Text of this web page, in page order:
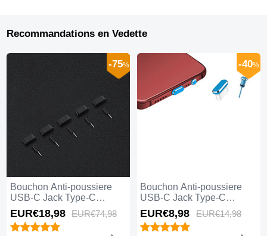
Recommandations en Vedette
Bouchon Anti-poussiere
USB-C Jack Type-C
Universel 5PCS H02 pour
Apple iPhone 15 Pro Max
Noir
-75%
EUR€18,98 EUR€74,98
Bouchon Anti-poussiere
USB-C Jack Type-C
Universel H17 pour Apple
iPhone 15 Pro Max Bleu
-40%
EUR€8,98 EUR€14,98